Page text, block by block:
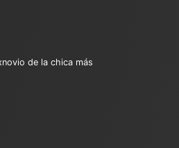
de la chica más